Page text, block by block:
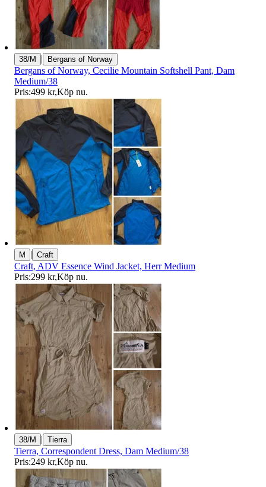
38/M | Bergans of Norway
Bergans of Norway, Cecilie Mountain Softshell Pant, Dam
Medium/38
Pris:499 kr,Köp nu.
M | Craft
Craft, ADV Essence Wind Jacket, Herr Medium
Pris:299 kr,Köp nu.
38/M | Tierra
Tierra, Correspondent Dress, Dam Medium/38
Pris:249 kr,Köp nu.